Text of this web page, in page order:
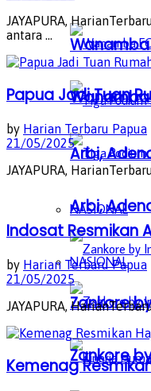
Wanamba
Arbi,
NASIONAL
Zankore
Wanamba
Arbi,
NASIONAL
Zankore
JAYAPURA,
antara ...
Papua Jadi Tuan
by Harian Terbaru Papua
21/05/2025
JAYAPURA,
Indosat Resmikan
by Harian Terbaru Papua
21/05/2025
JAYAPURA,
Kemenag